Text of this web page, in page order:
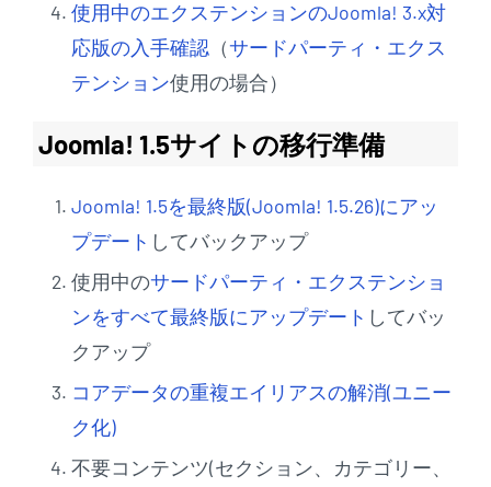
使用中のエクステンションのJoomla! 3.x対
応版の入手確認 （サードパーティ・エクス
テンション使用の場合）
Joomla! 1.5サイトの移行準備
Joomla! 1.5を最終版(Joomla! 1.5.26)にアッ
プデート してバックアップ
使用中のサードパーティ・エクステンショ
ンをすべて最終版にアップデート してバッ
クアップ
コアデータの重複エイリアスの解消(ユニー
ク化)
不要コンテンツ(セクション、カテゴリー、